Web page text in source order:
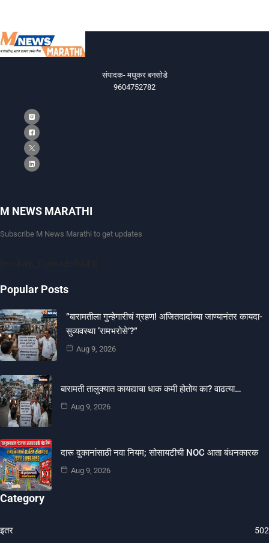
संपादक- मधुकर बनसोडे
9604752782
M NEWS MARATHI
Subscribe M News Marathi to get updates
Popular Posts
​”बारामतीला गुन्हेगारीचं ग्रहण! अजितदादांच्या जाण्यानंतर कायदा-
सुव्यवस्था ‘रामभरोसे’?”
Aug 9, 2026
बारामती तालुक्यात कायद्याचा धाक कमी होतोय का? वाढत्या…
Aug 9, 2026
दारू दुकानांसाठी नवा नियम; सोसायटीची NOC आता बंधनकारक
Aug 9, 2026
Category
इतर 502